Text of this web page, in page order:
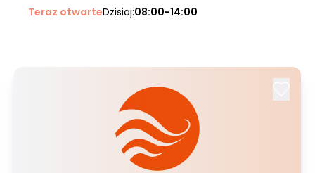
Teraz otwarteDzisiaj:08:00-14:00